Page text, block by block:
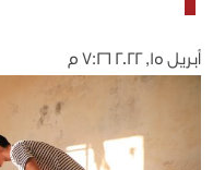
أبريل 15, 2022 7:26 م